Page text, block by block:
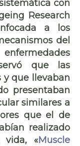
con
Research
a los
del
que las
y que llevaban
presentaban
similares a
que el de
realizado
«Muscle